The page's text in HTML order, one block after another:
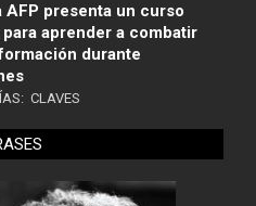
AFP presenta un curso
aprender a combatir
durante
CLAVES